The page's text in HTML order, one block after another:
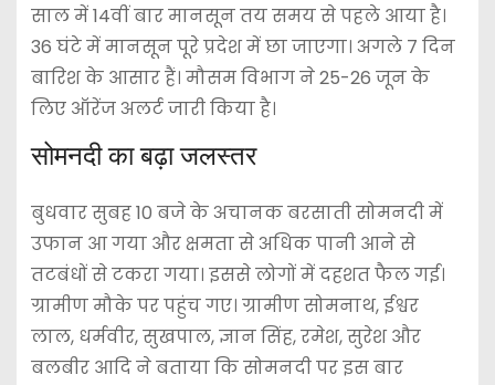
साल में 14वीं बार मानसून तय समय से पहले आया है।
36 घंटे में मानसून पूरे प्रदेश में छा जाएगा। अगले 7 दिन
बारिश के आसार हैं। मौसम विभाग ने 25-26 जून के
लिए ऑरेंज अलर्ट जारी किया है।
सोमनदी का बढ़ा जलस्तर
बुधवार सुबह 10 बजे के अचानक बरसाती सोमनदी में
उफान आ गया और क्षमता से अधिक पानी आने से
तटबंधों से टकरा गया। इससे लोगों में दहशत फैल गई।
ग्रामीण मौके पर पहुंच गए। ग्रामीण सोमनाथ, ईश्वर
लाल, धर्मवीर, सुखपाल, ज्ञान सिंह, रमेश, सुरेश और
बलबीर आदि ने बताया कि सोमनदी पर इस बार